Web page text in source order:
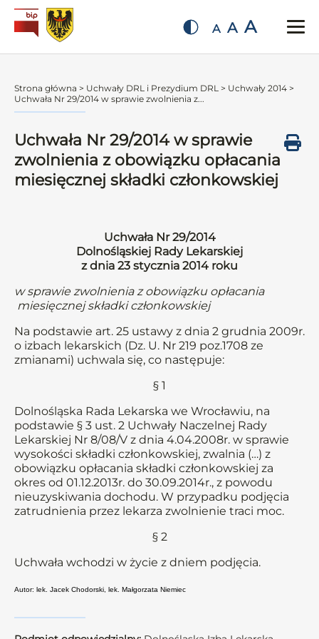
A A A
Strona główna > Uchwały DRL i Prezydium DRL > Uchwały 2014 >
Uchwała Nr 29/2014 w sprawie zwolnienia z...
Uchwała Nr 29/2014 w sprawie
zwolnienia z obowiązku opłacania
miesięcznej składki członkowskiej
Uchwała Nr 29/2014
Dolnośląskiej Rady Lekarskiej
z dnia 23 stycznia 2014 roku
w sprawie zwolnienia z obowiązku opłacania
miesięcznej składki członkowskiej
Na podstawie art. 25 ustawy z dnia 2 grudnia 2009r.
o izbach lekarskich (Dz. U. Nr 219 poz.1708 ze
zmianami) uchwala się, co następuje:
§ 1
Dolnośląska Rada Lekarska we Wrocławiu, na
podstawie § 3 ust. 2 Uchwały Naczelnej Rady
Lekarskiej Nr 8/08/V z dnia 4.04.2008r. w sprawie
wysokości składki członkowskiej, zwalnia (…) z
obowiązku opłacania składki członkowskiej za
okres od 01.12.2013r. do 30.09.2014r., z powodu
nieuzyskiwania dochodu. W przypadku podjęcia
zatrudnienia przez lekarza zwolnienie traci moc.
§ 2
Uchwała wchodzi w życie z dniem podjęcia.
Autor: lek. Jacek Chodorski, lek. Małgorzata Niemiec